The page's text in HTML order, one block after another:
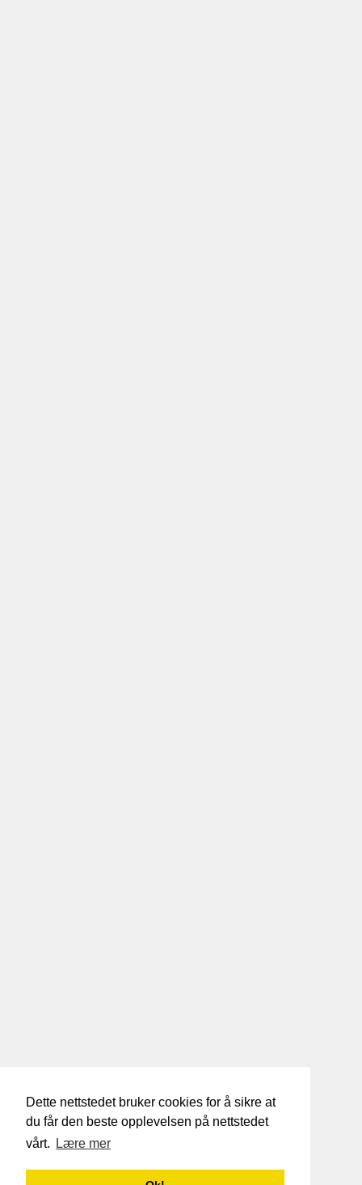
Dette nettstedet bruker cookies for å sikre at
du får den beste opplevelsen på nettstedet
vårt.
Lære mer